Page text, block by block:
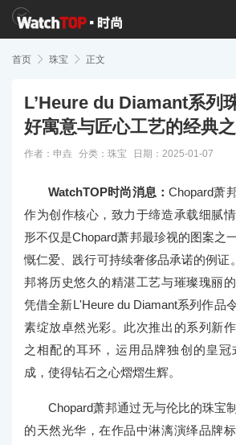
首页  珠宝  正文
L’Heure du Diamant系列
好寓意与匠心工艺的经典
作者：申垚 分类： 珠宝 日期：2025-01-07
WatchTOP时尚消息：Chopard萧
作为创作核心，致力于缔造承载细腻
形不仅是Chopard萧邦最珍视的图案之
慨仁爱、践行可持续奢侈品承诺的例证
邦将历史悠久的精湛工艺与璀璨瑰丽
凭借全新L'Heure du Diamant系列作品
素绽放卓然光彩。此次推出的系列新
之相配的耳环，运用品牌独创的皇
成，使得钻石之心熠熠生辉。
Chopard萧邦通过无与伦比的珠宝
的天然光华，在作品中淋漓演绎品牌